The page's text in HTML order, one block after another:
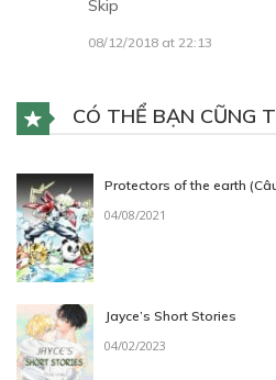
Skip
08/12/2018 at 22:13
CÓ THỂ BẠN CŨNG
Protectors of the earth
04/08/2021
Jayce’s Short Stories
04/02/2023